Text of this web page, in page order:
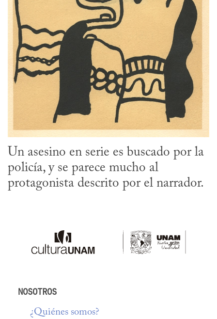
Un asesino en serie es buscado por la
policía, y se parece mucho al
protagonista descrito por el narrador.
NOSOTROS
¿Quiénes somos?